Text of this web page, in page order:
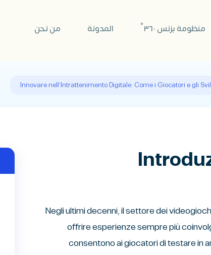
منظومة بزنس ٣٦٠° المدونة من نحن
Innovare nell'Intrattenimento Digitale: Come i Giocatori e gli
Negli ultimi decenni, il settore dei
offrire esperienze sempre più
consentono ai giocatori di testare in